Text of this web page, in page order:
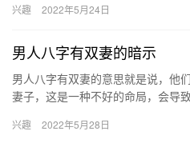
决定…
兴趣 2022年5月24日
男人八字有双妻的暗示
男人八字有双妻的意思就是说，他
妻子，这是一种不好的命局，会导
双妻…
兴趣 2022年5月28日